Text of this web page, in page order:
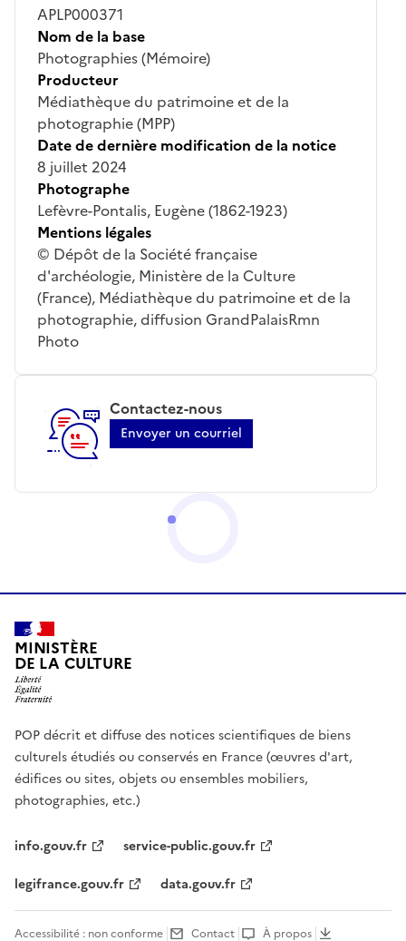
APLP000371
Nom de la base
Photographies (Mémoire)
Producteur
Médiathèque du patrimoine et de la
photographie (MPP)
Date de dernière modification de la notice
8 juillet 2024
Photographe
Lefèvre-Pontalis, Eugène (1862-1923)
Mentions légales
© Dépôt de la Société française
d'archéologie, Ministère de la Culture
(France), Médiathèque du patrimoine et de la
photographie, diffusion GrandPalaisRmn
Photo
Contactez-nous
Envoyer un courriel
MINISTÈRE
DE LA CULTURE
POP décrit et diffuse des notices scientifiques de biens
culturels étudiés ou conservés en France (œuvres d'art,
édifices ou sites, objets ou ensembles mobiliers,
photographies, etc.)
info.gouv.fr
service-public.gouv.fr
legifrance.gouv.fr
data.gouv.fr
Accessibilité : non conforme Contact À propos